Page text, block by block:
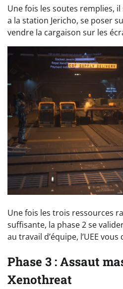
Une fois les soutes remplies,
a la station Jericho, se poser
vendre la cargaison sur les
Une fois les trois ressources
suffisante, la phase 2 se
au travail d’équipe, l’UEE
Phase 3 : Assaut
Xenothreat